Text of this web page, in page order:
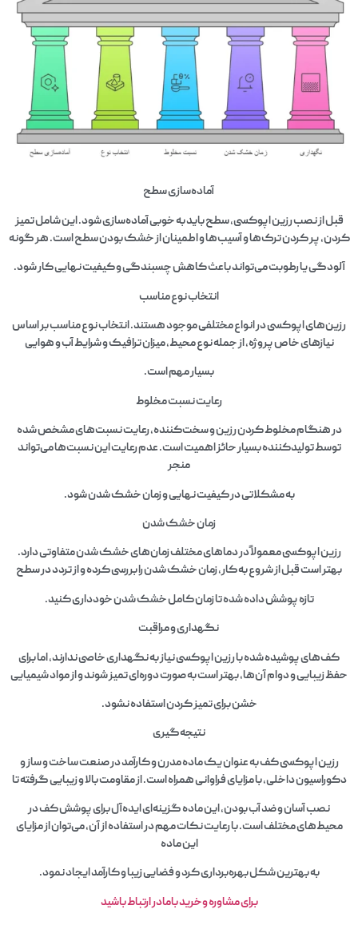
آماده‌سازی سطح
قبل از نصب رزین اپوکسی، سطح باید به خوبی آماده‌سازی شود. این شامل تمیز
کردن، پر کردن ترک‌ها و آسیب‌ها و اطمینان از خشک بودن سطح است. هر گونه
آلودگی یا رطوبت می‌تواند باعث کاهش چسبندگی و کیفیت نهایی کار شود.
انتخاب نوع مناسب
رزین‌های اپوکسی در انواع مختلفی موجود هستند. انتخاب نوع مناسب بر اساس
نیازهای خاص پروژه، از جمله نوع محیط، میزان ترافیک و شرایط آب و هوایی
بسیار مهم است.
رعایت نسبت مخلوط
در هنگام مخلوط کردن رزین و سخت‌کننده، رعایت نسبت‌های مشخص شده
توسط تولیدکننده بسیار حائز اهمیت است. عدم رعایت این نسبت‌ها می‌تواند
منجر
به مشکلاتی در کیفیت نهایی و زمان خشک شدن شود.
زمان خشک شدن
رزین اپوکسی معمولاً در دماهای مختلف زمان‌های خشک شدن متفاوتی دارد.
بهتر است قبل از شروع به کار، زمان خشک شدن را بررسی کرده و از تردد در سطح
تازه پوشش داده شده تا زمان کامل خشک شدن خودداری کنید.
نگهداری و مراقبت
کف‌های پوشیده شده با رزین اپوکسی نیاز به نگهداری خاصی ندارند، اما برای
حفظ زیبایی و دوام آن‌ها، بهتر است به صورت دوره‌ای تمیز شوند و از مواد شیمیایی
خشن برای تمیز کردن استفاده نشود.
نتیجه‌گیری
رزین اپوکسی کف به عنوان یک ماده مدرن و کارآمد در صنعت ساخت و ساز و
دکوراسیون داخلی، با مزایای فراوانی همراه است. از مقاومت بالا و زیبایی گرفته تا
نصب آسان و ضد آب بودن، این ماده گزینه‌ای ایده‌آل برای پوشش کف در
محیط‌های مختلف است. با رعایت نکات مهم در استفاده از آن، می‌توان از مزایای
این ماده
به بهترین شکل بهره‌برداری کرد و فضایی زیبا و کارآمد ایجاد نمود.
برای مشاوره وخرید بامادر ارتباط باشید